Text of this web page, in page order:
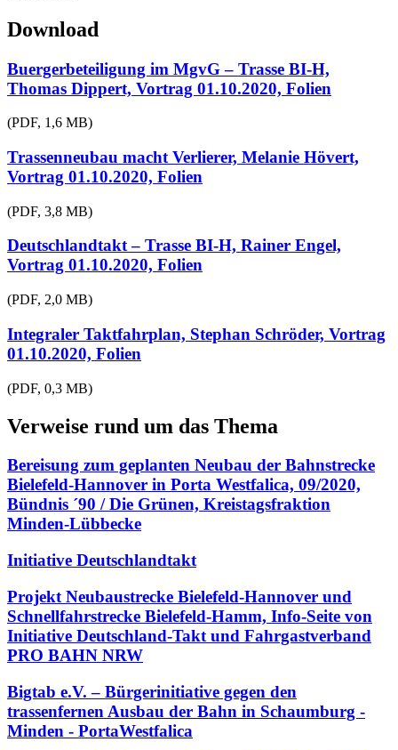
Download
Buergerbeteiligung im MgvG – Trasse BI-H,
Thomas Dippert, Vortrag 01.10.2020, Folien
(PDF, 1,6 MB)
Trassenneubau macht Verlierer, Melanie Hövert,
Vortrag 01.10.2020, Folien
(PDF, 3,8 MB)
Deutschlandtakt – Trasse BI-H, Rainer Engel,
Vortrag 01.10.2020, Folien
(PDF, 2,0 MB)
Integraler Taktfahrplan, Stephan Schröder, Vortrag
01.10.2020, Folien
(PDF, 0,3 MB)
Verweise rund um das Thema
Bereisung zum geplanten Neubau der Bahnstrecke
Bielefeld-Hannover in Porta Westfalica, 09/2020,
Bündnis ´90 / Die Grünen, Kreistagsfraktion
Minden-Lübbecke
Initiative Deutschlandtakt
Projekt Neubaustrecke Bielefeld-Hannover und
Schnellfahrstrecke Bielefeld-Hamm, Info-Seite von
Initiative Deutschland-Takt und Fahrgastverband
PRO BAHN NRW
Bigtab e.V. – Bürgerinitiative gegen den
trassenfernen Ausbau der Bahn in Schaumburg -
Minden - PortaWestfalica